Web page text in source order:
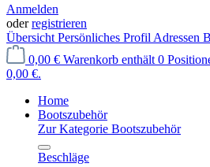
Anmelden
oderregistrieren
Übersicht Persönliches Profil Adressen
0,00 € Warenkorb enthält 0
0,00 €.
Home
Bootszubehör
Zur Kategorie Bootszubehör
Beschläge